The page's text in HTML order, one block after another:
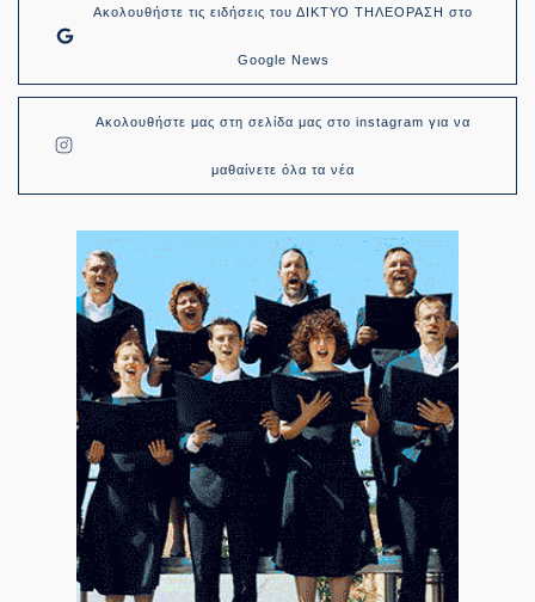
Ακολουθήστε τις ειδήσεις του ΔΙΚΤΥΟ ΤΗΛΕΟΡΑΣΗ στο
Google News
Ακολουθήστε μας στη σελίδα μας στο instagram για να
μαθαίνετε όλα τα νέα